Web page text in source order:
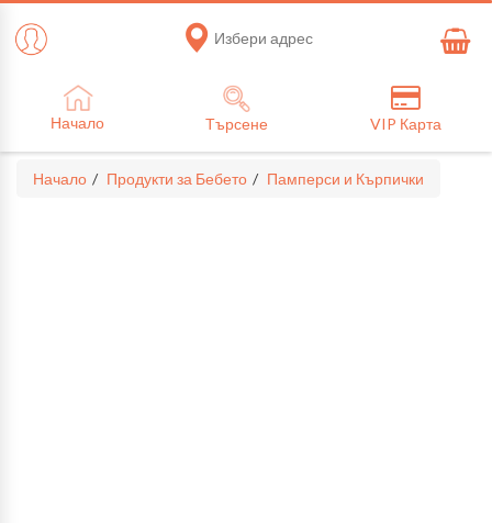
Избери адрес
Начало Търсене VIP Карта
Начало Продукти за Бебето Памперси и Кърпички